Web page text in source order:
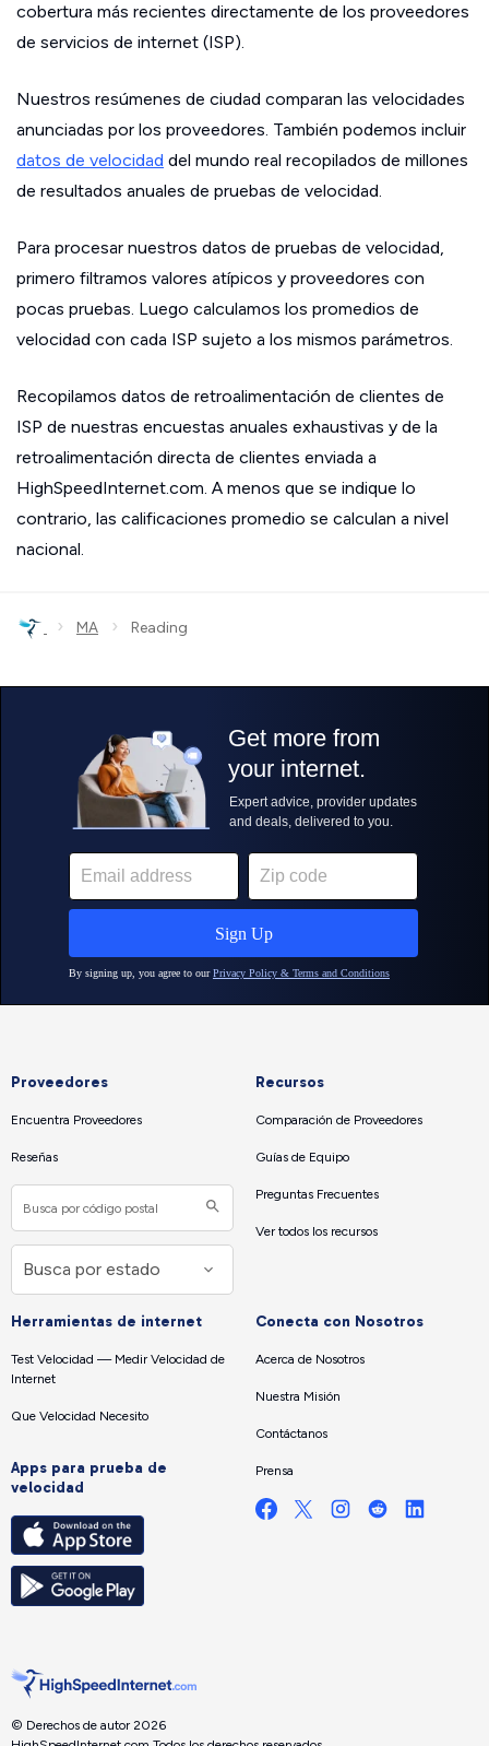
cobertura más recientes directamente de los proveedores
de servicios de internet (ISP).
Nuestros resúmenes de ciudad comparan las velocidades
anunciadas por los proveedores. También podemos incluir
datos de velocidad del mundo real recopilados de millones
de resultados anuales de pruebas de velocidad.
Para procesar nuestros datos de pruebas de velocidad,
primero filtramos valores atípicos y proveedores con
pocas pruebas. Luego calculamos los promedios de
velocidad con cada ISP sujeto a los mismos parámetros.
Recopilamos datos de retroalimentación de clientes de
ISP de nuestras encuestas anuales exhaustivas y de la
retroalimentación directa de clientes enviada a
HighSpeedInternet.com. A menos que se indique lo
contrario, las calificaciones promedio se calculan a nivel
nacional.
› MA › Reading
Proveedores
Encuentra Proveedores
Reseñas
Recursos
Comparación de Proveedores
Guías de Equipo
Preguntas Frecuentes
Ver todos los recursos
Herramientas de internet
Test Velocidad — Medir Velocidad de
Internet
Que Velocidad Necesito
Apps para prueba de
velocidad
Conecta con Nosotros
Acerca de Nosotros
Nuestra Misión
Contáctanos
Prensa
© Derechos de autor 2026